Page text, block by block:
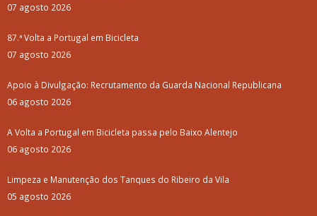
07 agosto 2026
87.ª Volta a Portugal em Bicicleta
07 agosto 2026
Apoio à Divulgação: Recrutamento da Guarda Nacional Republicana
06 agosto 2026
A Volta a Portugal em Bicicleta passa pelo Baixo Alentejo
06 agosto 2026
Limpeza e Manutenção dos Tanques do Ribeiro da Vila
05 agosto 2026